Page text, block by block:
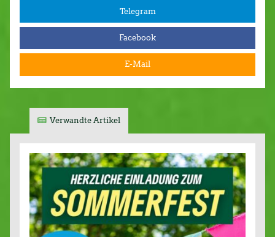
Telegram
Facebook
E-Mail
Verwandte Artikel